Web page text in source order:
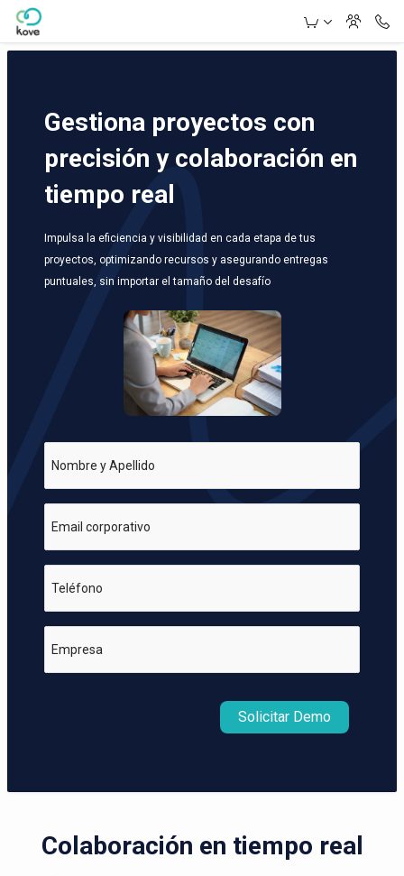
Skip to Main Content
Gestiona proyectos con
precisión y colaboración en
tiempo real
Impulsa la eficiencia y visibilidad en cada etapa de tus
proyectos, optimizando recursos y asegurando entregas
puntuales, sin importar el tamaño del desafío
Nombre y Apellido
Email corporativo
Teléfono
Empresa
Solicitar Demo
Colaboración en tiempo real